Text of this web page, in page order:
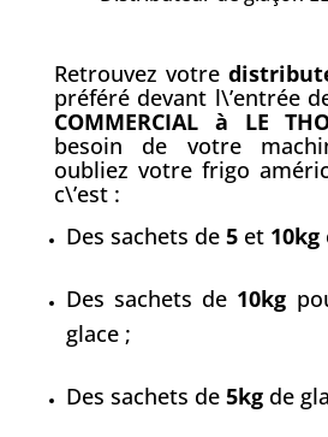
Retrouvez votre
préféré devant l\’entrée
COMMERCIAL à LE
besoin de votre
oubliez votre frigo
c\’est :
Des sachets de 5et 10kg
Des sachets de 10kg
glace ;
Des sachets de 5kgde